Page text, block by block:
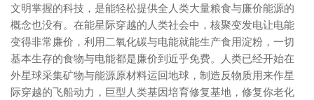
文明掌握的科技，是能轻松提供全人类大量粮食与廉价能源的
概念也没有。在能星际穿越的人类社会中，核聚变发电让电能
变得非常廉价，利用二氧化碳与电能就能生产食用淀粉，一切
基本生存的食物与电能都是廉价到近乎免费。人类已经开始在
外星球采集矿物与能源原材料运回地球，制造反物质用来作星
际穿越的飞船动力，巨型人类基因培育修复基地，修复你老化